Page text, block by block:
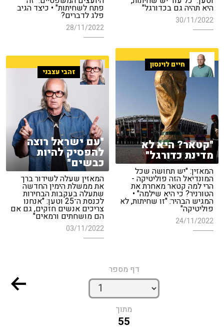
היא תהיה גם בכדורגל"
30/11/2022
פתח לשחיתות" • כיצד הגיב
פלג לדברים?
28/11/2022
חיים לוינסון
"קטאר? היא לא
מדינת כדורגל"
המאזין: "יש תחושה שכל
המונדיאל הזה פוליטיקה -
הרי למה קטאר מאחרת את
הטורניר? כי היא שילמה" •
המגיש הבהיר: "זו שחיתות, לא
פוליטיקה"
24/11/2022
זהבי עצבני
"עם ישראל רוצה
להפסיק להיות
כבשים"
המאזין שעלה לשידור ברך
את ממשלת הימין החדשה
שתעלה בעקבות הבחירות
לכנסת ה־25 וטען: "אנחנו
צריכים אנשים חזקים, גם אם
הם מושחתים ורמאים"
03/11/2022
דף מספר
מתוך
55